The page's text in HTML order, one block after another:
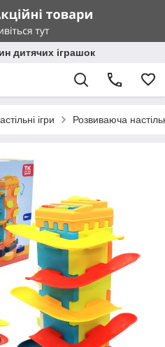
дитячих іграшок
ігри Розвиваюча